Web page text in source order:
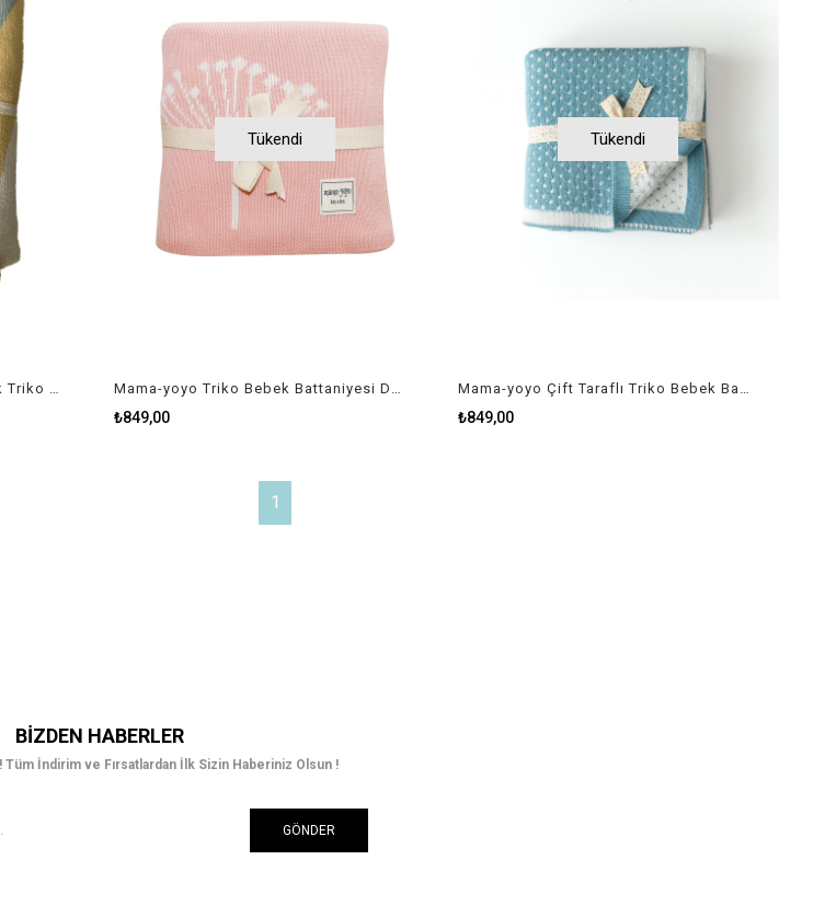
Tükendi
₺849,00
Tükendi
₺849,00
1
BIZDEN HABERLER
Tüm İndirim ve Fırsatlardan İlk Sizin Haberiniz Olsun !
GÖNDER